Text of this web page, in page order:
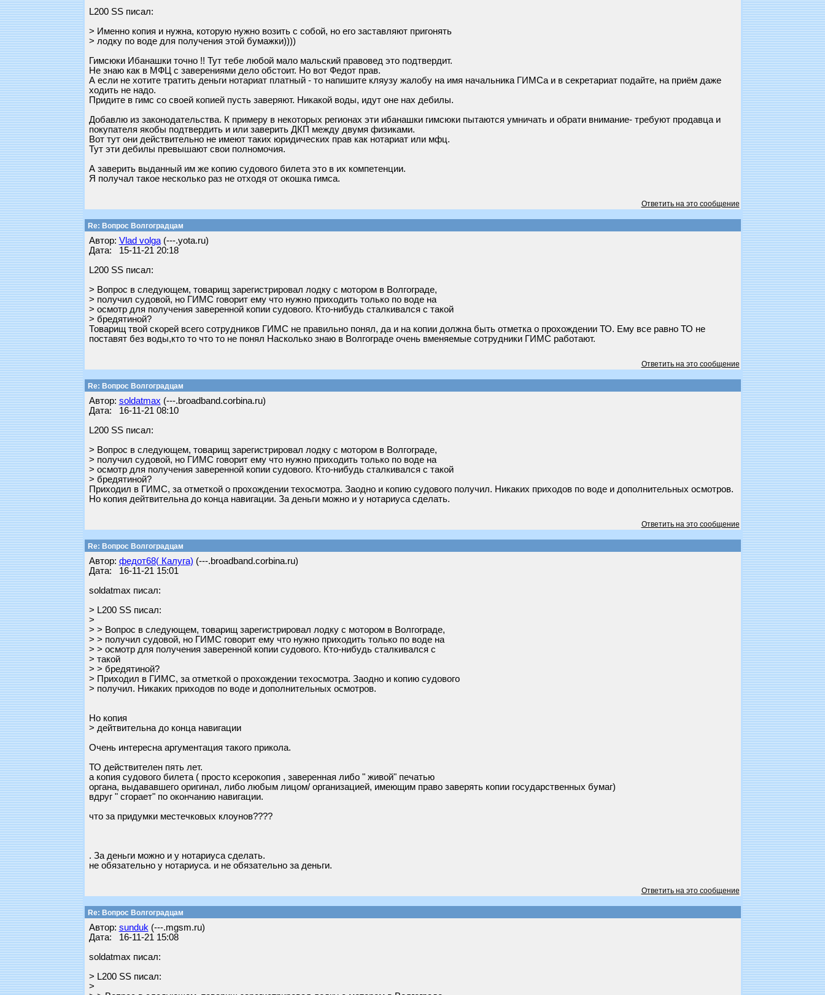
L200 SS писал:
> Именно копия и нужна, которую нужно возить с собой, но его заставляют пригонять
> лодку по воде для получения этой бумажки))))
Гимсюки Ибанашки точно !! Тут тебе любой мало мальский правовед это подтвердит.
Не знаю как в МФЦ с заверениями дело обстоит. Но вот Федот прав.
А если не хотите тратить деньги нотариат платный - то напишите кляузу жалобу на имя начальника ГИМСа и в секретариат подайте, на приём даже
ходить не надо.
Придите в гимс со своей копией пусть заверяют. Никакой воды, идут оне нах дебилы.
Добавлю из законодательства. К примеру в некоторых регионах эти ибанашки гимсюки пытаются умничать и обрати внимание- требуют продавца и
покупателя якобы подтвердить и или заверить ДКП между двумя физиками.
Вот тут они действительно не имеют таких юридических прав как нотариат или мфц.
Тут эти дебилы превышают свои полномочия.
А заверить выданный им же копию судового билета это в их компетенции.
Я получал такое несколько раз не отходя от окошка гимса.
Ответить на это сообщение
Re: Вопрос Волгоградцам
Автор: Vlad volga(---.yota.ru)
Дата: 15-11-21 20:18
L200 SS писал:
> Вопрос в следующем, товарищ зарегистрировал лодку с мотором в Волгограде,
> получил судовой, но ГИМС говорит ему что нужно приходить только по воде на
> осмотр для получения заверенной копии судового. Кто-нибудь сталкивался с такой
> бредятиной?
Товарищ твой скорей всего сотрудников ГИМС не правильно понял, да и на копии должна быть отметка о прохождении ТО. Ему все равно ТО не
поставят без воды,кто то что то не понял Насколько знаю в Волгограде очень вменяемые сотрудники ГИМС работают.
Ответить на это сообщение
Re: Вопрос Волгоградцам
Автор: soldatmax (---.broadband.corbina.ru)
Дата: 16-11-21 08:10
L200 SS писал:
> Вопрос в следующем, товарищ зарегистрировал лодку с мотором в Волгограде,
> получил судовой, но ГИМС говорит ему что нужно приходить только по воде на
> осмотр для получения заверенной копии судового. Кто-нибудь сталкивался с такой
> бредятиной?
Приходил в ГИМС, за отметкой о прохождении техосмотра. Заодно и копию судового получил. Никаких приходов по воде и дополнительных осмотров.
Но копия дейтвительна до конца навигации. За деньги можно и у нотариуса сделать.
Ответить на это сообщение
Re: Вопрос Волгоградцам
Автор: федот68( Калуга) (---.broadband.corbina.ru)
Дата: 16-11-21 15:01
soldatmax писал:
> L200 SS писал:
>
> > Вопрос в следующем, товарищ зарегистрировал лодку с мотором в Волгограде,
> > получил судовой, но ГИМС говорит ему что нужно приходить только по воде на
> > осмотр для получения заверенной копии судового. Кто-нибудь сталкивался с
> такой
> > бредятиной?
> Приходил в ГИМС, за отметкой о прохождении техосмотра. Заодно и копию судового
> получил. Никаких приходов по воде и дополнительных осмотров.
Но копия
> дейтвительна до конца навигации
Очень интересна аргументация такого прикола.
ТО действителен пять лет.
а копия судового билета ( просто ксерокопия , заверенная либо " живой" печатью
органа, выдававшего оригинал, либо любым лицом/ организацией, имеющим право заверять копии государственных бумаг)
вдруг " сгорает" по окончанию навигации.
что за придумки местечковых клоунов????
. За деньги можно и у нотариуса сделать.
не обязательно у нотариуса. и не обязательно за деньги.
Ответить на это сообщение
Re: Вопрос Волгоградцам
Автор: sunduk (---.mgsm.ru)
Дата: 16-11-21 15:08
soldatmax писал:
> L200 SS писал:
>